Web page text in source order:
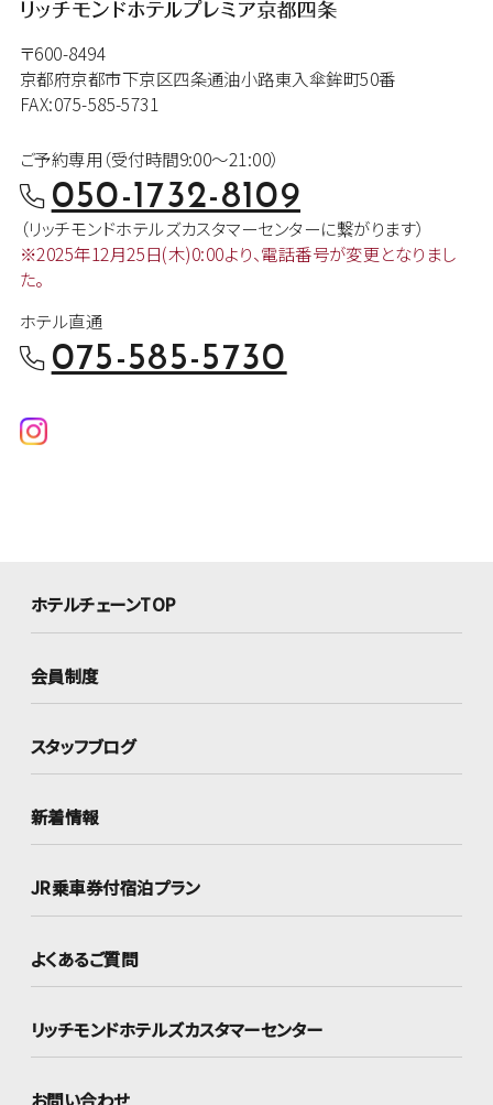
〒600-8494
京都府京都市下京区四条通油小路東入傘鉾町50番
FAX:075-585-5731
ご予約専用（受付時間9:00～21:00）
050-1732-8109
（リッチモンドホテルズカスタマーセンターに繋がります）
※2025年12月25日(木)0:00より、電話番号が変更となりまし
た。
ホテル直通
075-585-5730
ホテルチェーンTOP
会員制度
スタッフブログ
新着情報
JR乗車券付宿泊プラン
よくあるご質問
リッチモンドホテルズカスタマーセンター
お問い合わせ